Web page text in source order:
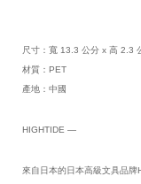
尺寸：寬 13.3 公分 x 高 2.3
材質：PET
產地：中國
HIGHTIDE —
來自日本的日本高級文具品牌